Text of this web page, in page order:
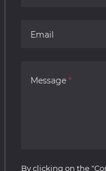
Email
Message
By clicking on the